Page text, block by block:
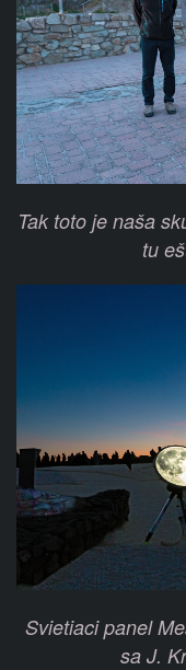
Tak toto je naša
tu
Svietiaci panel
sa J.